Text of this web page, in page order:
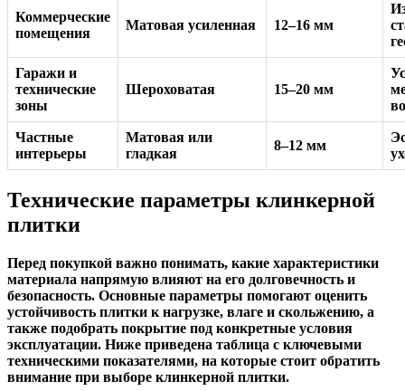
Коммерческие
помещения
Матовая усиленная 12–16 мм
Гаражи и
технические
зоны
Шероховатая 15–20 мм
Частные
интерьеры
Матовая или
гладкая
8–12 мм
Технические параметры клинкерной
плитки
Перед покупкой важно понимать, какие характеристики
материала напрямую влияют на его долговечность и
безопасность. Основные параметры помогают оценить
устойчивость плитки к нагрузке, влаге и скольжению, а
также подобрать покрытие под конкретные условия
эксплуатации. Ниже приведена таблица с ключевыми
техническими показателями, на которые стоит обратить
внимание при выборе клинкерной плитки.